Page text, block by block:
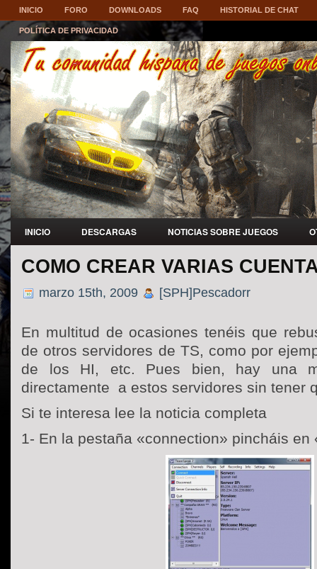
INICIO FORO DOWNLOADS FAQ HISTORIAL DE CHAT
POLÍTICA DE PRIVACIDAD
INICIO DESCARGAS NOTICIAS SOBRE JUEGOS
COMO CREAR VARIAS
marzo 15th, 2009 [SPH]Pescadorr
En multitud de ocasiones tenéis que
de otros servidores de TS, como por
de los HI, etc. Pues bien, hay una
directamente a estos servidores sin tener
Si te interesa lee la noticia completa
1- En la pestaña «connection» pincháis en